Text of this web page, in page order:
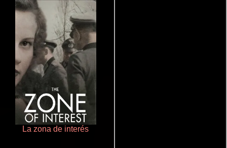
La zona de interés